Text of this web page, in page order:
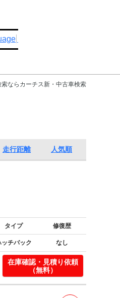
索ならカーチス新・中古車検索
走行距離 人気順
タイプ 修復歴
ッチバック なし
在庫確認・見積り依頼
（無料）